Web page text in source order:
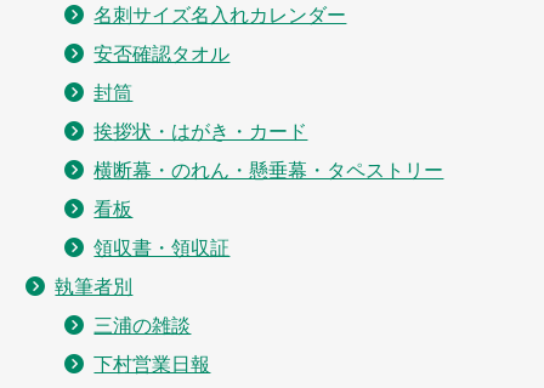
名刺サイズ名入れカレンダー
安否確認タオル
封筒
挨拶状・はがき・カード
横断幕・のれん・懸垂幕・タペストリー
看板
領収書・領収証
執筆者別
三浦の雑談
下村営業日報